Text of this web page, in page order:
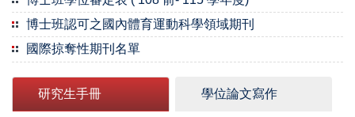
博士班認可之國內體育運動科學領域期刊
國際掠奪性期刊名單
研究生手冊 學位論文寫作